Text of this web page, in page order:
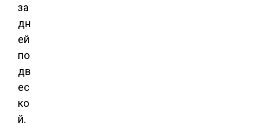
за
дн
ей
по
дв
ес
ко
й.